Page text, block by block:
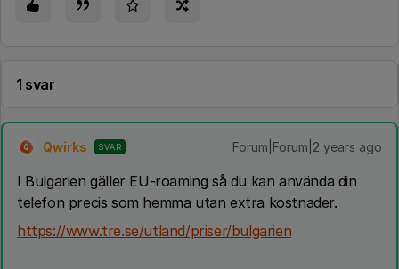
1 svar
Q Qwirks SVAR Forum|Forum|2 years ago
I Bulgarien gäller EU-roaming så du kan använda din
telefon precis som hemma utan extra kostnader.
https://www.tre.se/utland/priser/bulgarien